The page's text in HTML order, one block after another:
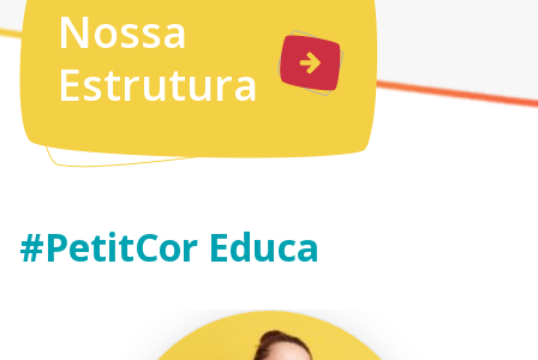
Nossa
Estrutura
#PetitCor Educa